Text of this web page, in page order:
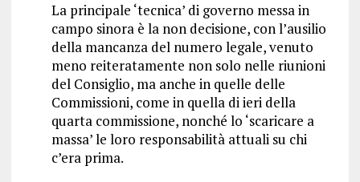
La principale ‘tecnica’ di governo messa in
campo sinora è la non decisione, con l’ausilio
della mancanza del numero legale, venuto
meno reiteratamente non solo nelle riunioni
del Consiglio, ma anche in quelle delle
Commissioni, come in quella di ieri della
quarta commissione, nonché lo ‘scaricare a
massa’ le loro responsabilità attuali su chi
c’era prima.